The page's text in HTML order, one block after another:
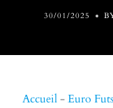
30/01/2025
Accueil-Euro